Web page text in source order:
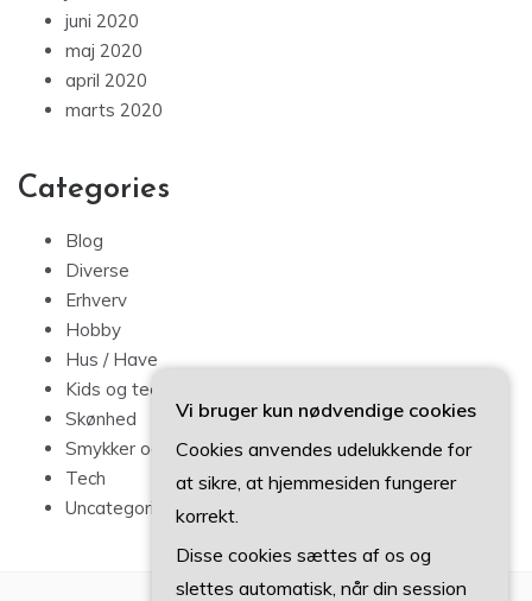
juni 2020
maj 2020
april 2020
marts 2020
Categories
Blog
Diverse
Erhverv
Hobby
Hus / Have
Kids og teens
Skønhed
Smykker og mode
Tech
Uncategorized
Vi bruger kun nødvendige cookies
Cookies anvendes udelukkende for
at sikre, at hjemmesiden fungerer
korrekt.
Disse cookies sættes af os og
slettes automatisk, når din session